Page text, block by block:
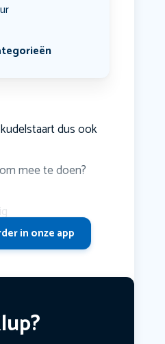
dus ook
mee te doen?
in onze app